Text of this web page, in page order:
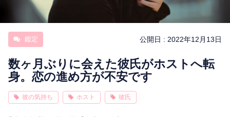
彼の気持ち 時期
今週の運勢 彼氏 片思い 結婚
相性
鑑定 公開日 : 2022年12月13日
数ヶ月ぶりに会えた彼氏がホストへ転
身。恋の進め方が不安です
彼の気持ち ホスト 彼氏